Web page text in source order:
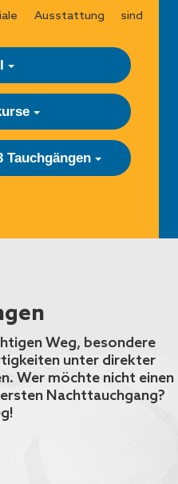
Ausstattung sind
Tauchgängen
Weg, besondere
unter direkter
Wer möchte nicht einen
Nachttauchgang?